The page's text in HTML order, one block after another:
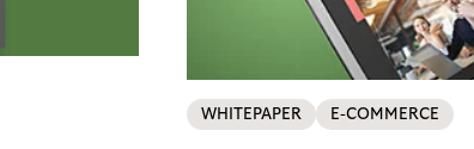
WHITEPAPER E-COMMERCE